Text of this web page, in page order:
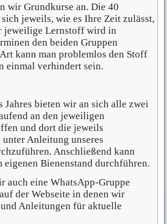
wir Grundkurse an. Die 40
jeweils, wie es Ihre Zeit zulässt,
jeweilige Lernstoff wird in
den beiden Gruppen
kann man problemlos den Stoff
einmal verhindert sein.
Jahres bieten wir an sich alle zwei
an den jeweiligen
und dort die jeweils
Anleitung unseres
Anschließend kann
eigenen Bienenstand durchführen.
auch eine WhatsApp-Gruppe
der Webseite in denen wir
Anleitungen für aktuelle